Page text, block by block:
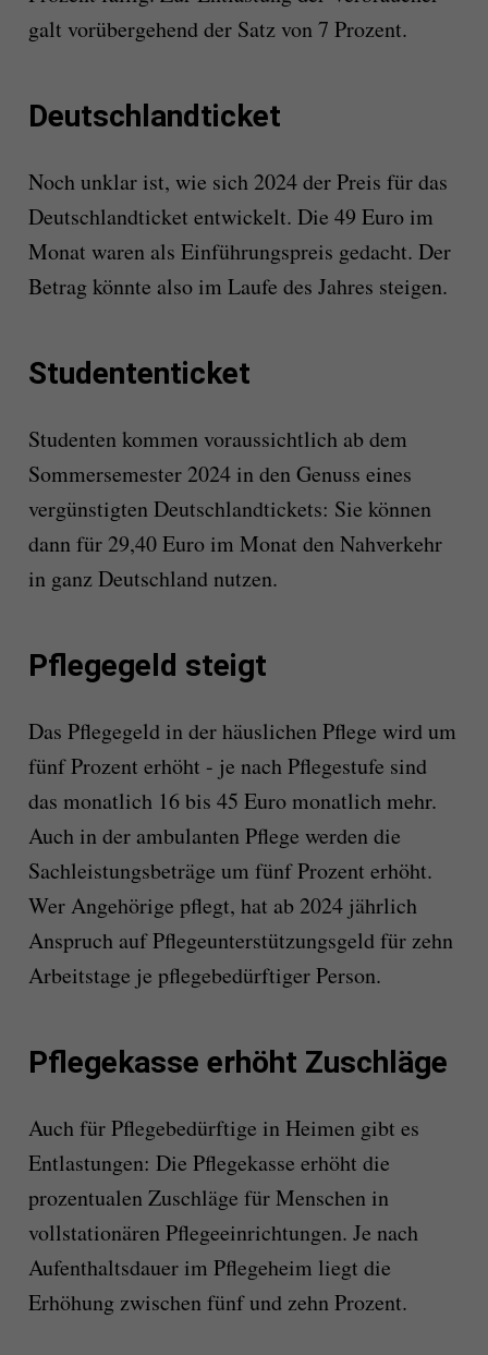
galt vorübergehend der Satz von 7 Prozent.
Deutschlandticket
Noch unklar ist, wie sich 2024 der Preis für das
Deutschlandticket entwickelt. Die 49 Euro im
Monat waren als Einführungspreis gedacht. Der
Betrag könnte also im Laufe des Jahres steigen.
Studententicket
Studenten kommen voraussichtlich ab dem
Sommersemester 2024 in den Genuss eines
vergünstigten Deutschlandtickets: Sie können
dann für 29,40 Euro im Monat den Nahverkehr
in ganz Deutschland nutzen.
Pflegegeld steigt
Das Pflegegeld in der häuslichen Pflege wird um
fünf Prozent erhöht - je nach Pflegestufe sind
das monatlich 16 bis 45 Euro monatlich mehr.
Auch in der ambulanten Pflege werden die
Sachleistungsbeträge um fünf Prozent erhöht.
Wer Angehörige pflegt, hat ab 2024 jährlich
Anspruch auf Pflegeunterstützungsgeld für zehn
Arbeitstage je pflegebedürftiger Person.
Pflegekasse erhöht Zuschläge
Auch für Pflegebedürftige in Heimen gibt es
Entlastungen: Die Pflegekasse erhöht die
prozentualen Zuschläge für Menschen in
vollstationären Pflegeeinrichtungen. Je nach
Aufenthaltsdauer im Pflegeheim liegt die
Erhöhung zwischen fünf und zehn Prozent.